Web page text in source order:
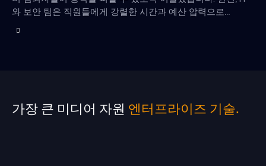
와 보안 팀은 직원들에게 강렬한 시간과 예산 압력으로…
가장 큰 미디어 자원 엔터프라이즈 기술.